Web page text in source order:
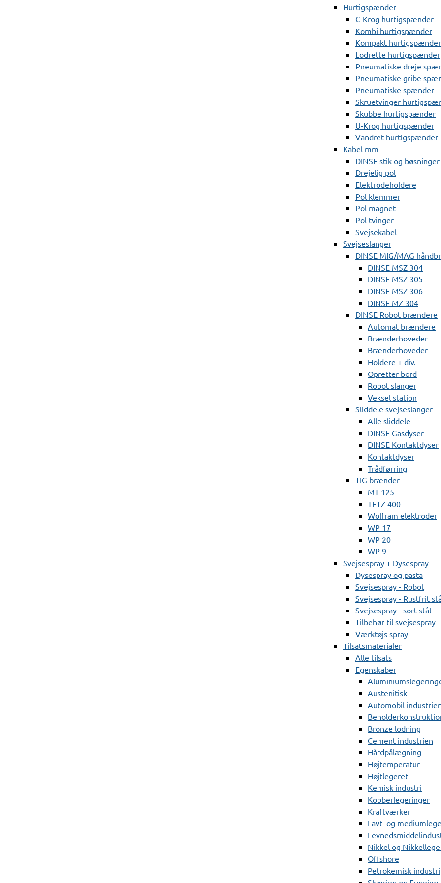
Hurtigspænder
C-Krog hurtigspænder
Kombi hurtigspænder
Kompakt hurtigspænder
Lodrette hurtigspænder
Pneumatiske dreje
Pneumatiske gribe
Pneumatiske spænder
Skruetvinger
Skubbe hurtigspænder
U-Krog hurtigspænder
Vandret hurtigspænder
Kabel mm
DINSE stik og bøsninger
Drejelig pol
Elektrodeholdere
Pol klemmer
Pol magnet
Pol tvinger
Svejsekabel
Svejseslanger
DINSE MIG/MAG
DINSE MSZ 304
DINSE MSZ 305
DINSE MSZ 306
DINSE MZ 304
DINSE Robot brændere
Automat brændere
Brænderhoveder
Brænderhoveder
Holdere + div.
Opretter bord
Robot slanger
Veksel station
Sliddele svejseslanger
Alle sliddele
DINSE Gasdyser
DINSE Kontaktdyser
Kontaktdyser
Trådførring
TIG brænder
MT 125
TETZ 400
Wolfram elektroder
WP 17
WP 20
WP 9
Svejsespray + Dysespray
Dysespray og pasta
Svejsespray - Robot
Svejsespray - Rustfrit
Svejsespray - sort stål
Tilbehør til svejsespray
Værktøjs spray
Tilsatsmaterialer
Alle tilsats
Egenskaber
Austenitisk
Automobil industrien
Bronze lodning
Cement industrien
Hårdpålægning
Højtemperatur
Højtlegeret
Kemisk industri
Kobberlegeringer
Kraftværker
Lavt- og
Nikkel og
Offshore
Petrokemisk industri